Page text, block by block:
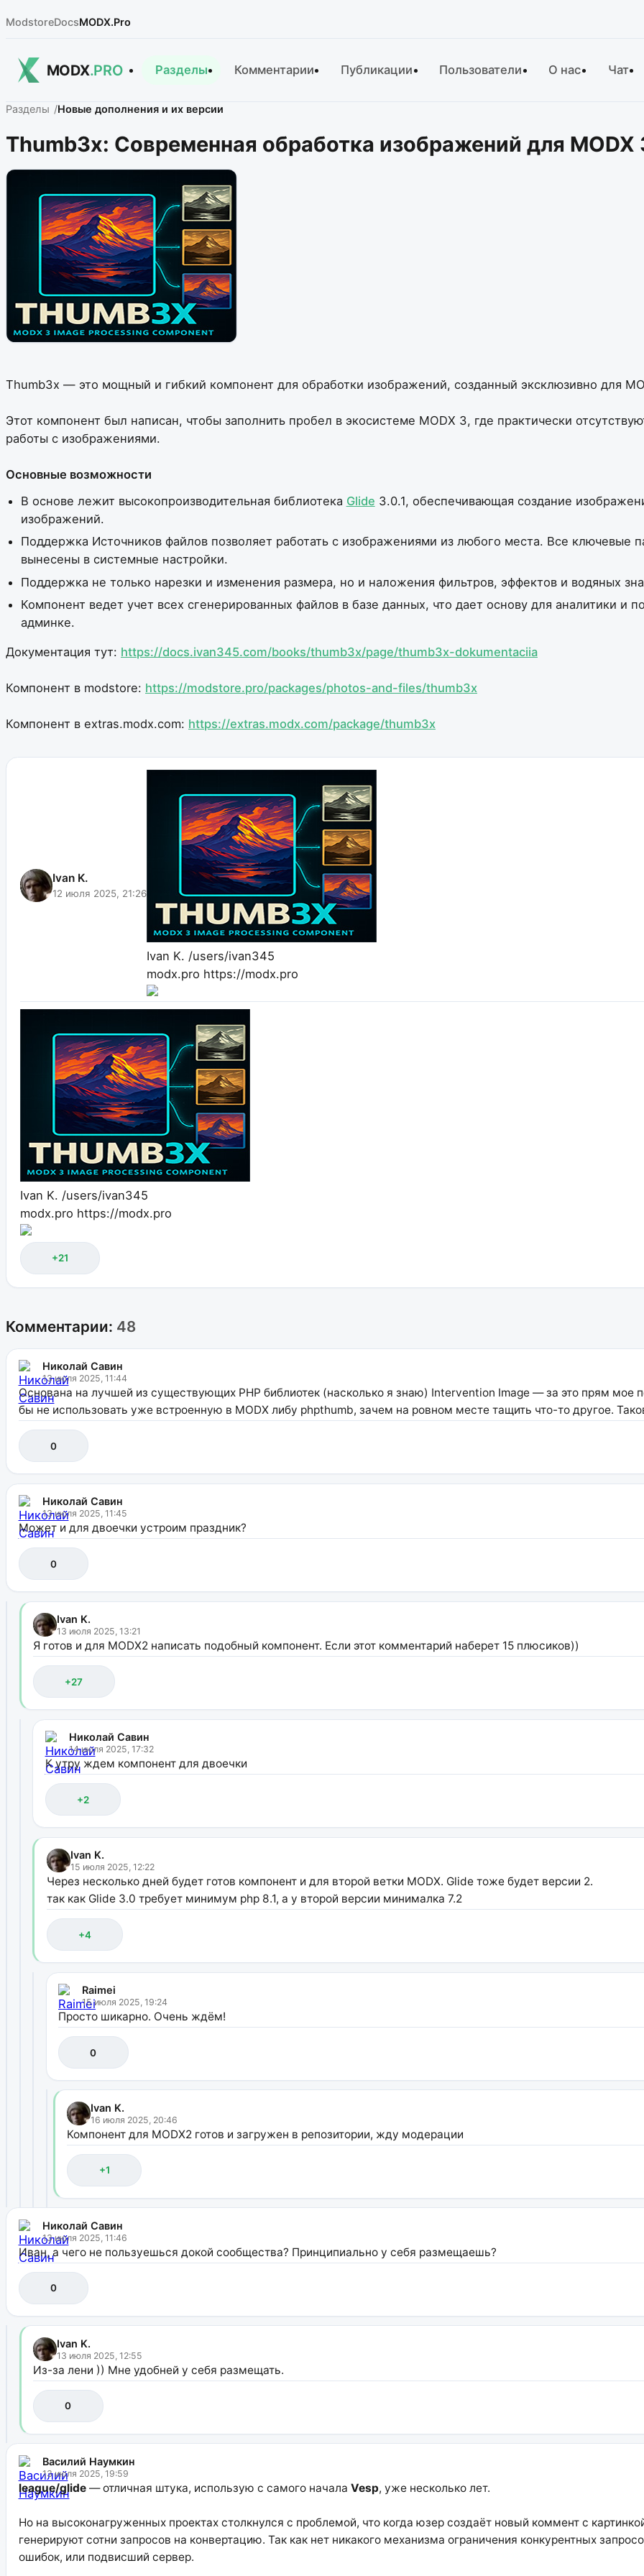
ModstoreDocsMODX.Pro
MODX.PRO Разделы Комментарии Публикации Пользователи О нас Чат
Разделы Новые дополнения и их версии
Thumb3x: Современная обработка изображений для MODX
Thumb3x — это мощный и гибкий компонент для обработки изображений, созданный эксклюзивно для
Этот компонент был написан, чтобы заполнить пробел в экосистеме MODX 3, где практически
работы с изображениями.
Основные возможности
В основе лежит высокопроизводительная библиотека Glide 3.0.1, обеспечивающая создание
изображений.
Поддержка Источников файлов позволяет работать с изображениями из любого места. Все ключевые
вынесены в системные настройки.
Поддержка не только нарезки и изменения размера, но и наложения фильтров, эффектов и водяных
Компонент ведет учет всех сгенерированных файлов в базе данных, что дает основу для аналитики и
админке.
Документация тут: https://docs.ivan345.com/books/thumb3x/page/thumb3x-dokumentaciia
Компонент в modstore: https://modstore.pro/packages/photos-and-files/thumb3x
Компонент в extras.modx.com: https://extras.modx.com/package/thumb3x
Ivan K.
12 июля 2025, 21:26
Ivan K. /users/ivan345
modx.pro https://modx.pro
Ivan K. /users/ivan345
modx.pro https://modx.pro
+21
Комментарии: 48
Николай Савин
13 июля 2025, 11:44
Основана на лучшей из существующих PHP библиотек (насколько я знаю) Intervention Image — за это прям мое
бы не использовать уже встроенную в MODX либу phpthumb, зачем на ровном месте тащить что-то другое.
0
Николай Савин
13 июля 2025, 11:45
Может и для двоечки устроим праздник?
0
Ivan K.
13 июля 2025, 13:21
Я готов и для MODX2 написать подобный компонент. Если этот комментарий наберет 15 плюсиков))
+27
Николай Савин
14 июля 2025, 17:32
К утру ждем компонент для двоечки
+2
Ivan K.
15 июля 2025, 12:22
Через несколько дней будет готов компонент и для второй ветки MODX. Glide тоже будет версии 2.
так как Glide 3.0 требует минимум php 8.1, а у второй версии минималка 7.2
+4
Raimei
15 июля 2025, 19:24
Просто шикарно. Очень ждём!
0
Ivan K.
16 июля 2025, 20:46
Компонент для MODX2 готов и загружен в репозитории, жду модерации
+1
Николай Савин
13 июля 2025, 11:46
Иван, а чего не пользуешься докой сообщества? Принципиально у себя размещаешь?
0
Ivan K.
13 июля 2025, 12:55
Из-за лени )) Мне удобней у себя размещать.
0
Василий Наумкин
13 июля 2025, 19:59
league/glide— отличная штука, использую с самого начала Vesp, уже несколько лет.
Но на высоконагруженных проектах столкнулся с проблемой, что когда юзер создаёт новый коммент с
генерируют сотни запросов на конвертацию. Так как нет никакого механизма ограничения конкурентных
ошибок, или подвисший сервер.